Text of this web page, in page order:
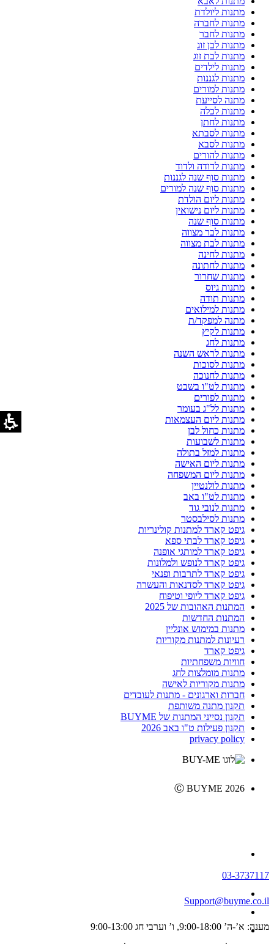
מתנות ליולדת
מתנות לחברה
מתנות לחבר
מתנות לבן זוג
מתנות לבת זוג
מתנות לילדים
מתנות לגננות
מתנות למורים
מתנה לסייעת
מתנות לכלה
מתנות לחתן
מתנות לסבתא
מתנות לסבא
מתנות להורים
מתנות לדודה ולדוד
מתנות סוף שנה לגננות
מתנות סוף שנה למורים
מתנות ליום הולדת
מתנות ליום נישואין
מתנות סוף שנה
מתנות לבר מצווה
מתנות לבת מצווה
מתנות לחינה
מתנות לחתונה
מתנות שחרור
מתנות גיוס
מתנות תודה
מתנות למילואים
מתנה למפקד/ת
מתנות לקיץ
מתנות לחג
מתנות לראש השנה
מתנות לסוכות
מתנות לחנוכה
מתנות לט"ו בשבט
מתנות לפורים
מתנות לל"ג בעומר
מתנות ליום העצמאות
מתנות כחול לבן
מתנות לשבועות
מתנות למזל בתולה
מתנות ליום האישה
מתנות ליום המשפחה
מתנות לולנטיין
מתנות לט"ו באב
מתנות לנובי גוד
מתנות לסילבסטר
גיפט קארד למתנות קולינריות
גיפט קארד לבתי ספא
גיפט קארד למותגי אופנה
גיפט קארד לנופש ולמלונות
גיפט קארד לתרבות ופנאי
גיפט קארד לסדנאות והעשרה
גיפט קארד ליופי וטיפוח
המתנות האהובות של 2025
המתנות החדשות
מתנות במימוש אונליין
רעיונות למתנות מקוריות
גיפט קארד
חוויות משפחתיות
מתנות מומלצות לחג
מתנות מקוריות לאישה
חברות וארגונים - מתנות לעובדים
תקנון מתנה משותפת
תקנון נסייני המתנות של BUYME
תקנון פעילות ט"ו באב 2026
privacy policy
Ⓒ BUYME 2026
03-3737117
Support@buyme.co.il
מענה: א’-ה’ 9:00-18:00, ו’ וערבי חג 9:00-13:00